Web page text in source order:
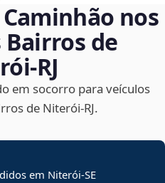
nos
de
em socorro para veículos
de Niterói‑RJ.
em Niterói-SE